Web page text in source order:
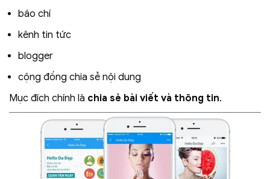
báo chí
kênh tin tức
blogger
cộng đồng chia sẻ nội dung
Mục đích chính là chia sẻ bài viết và thông tin.